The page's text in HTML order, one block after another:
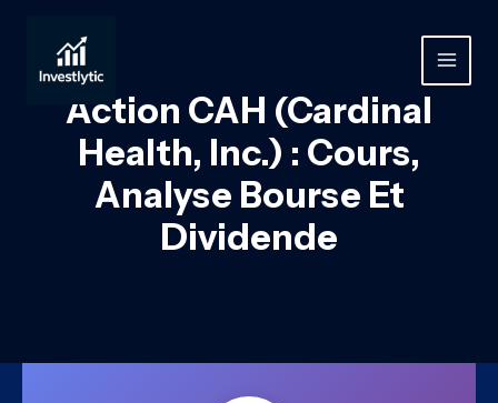
contenu
MAIN
Action CAH (Cardinal
Health, Inc.) : Cours,
Analyse Bourse Et
Dividende